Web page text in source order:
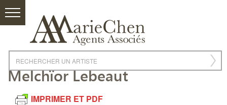
Melchïor Lebeaut
IMPRIMER ET PDF